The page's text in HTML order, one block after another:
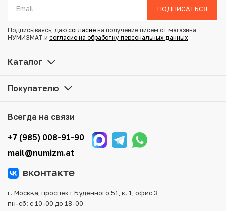
Состояние: XF
Купить 20 копеек 1785 года СПБ по привлекательной
представленные в каталоге, находятся в наличии на
Мы доставим Ваш заказ в любой регион России, кроме
того, возможен самовывоз товара из офиса магазина.
Для вашего удобства представлены несколько способов
оплаты и доставки заказа. Все отправления надежно и
повреждения во время доставки.
ПОДПИСАТЬСЯ
Подписываясь, даю согласие на получение писем от магазина
НУМИЗМАТ и согласие на обработку персональных данных
Каталог
Покупателю
Всегда на связи
+7 (985) 008-91-90
mail@numizm.at
г. Москва, проспект Будённого 51, к. 1, офис 3
пн-сб: с 10-00 до 18-00